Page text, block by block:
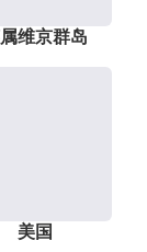
维京群岛
美国